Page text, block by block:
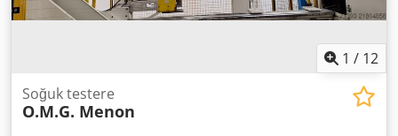
1 / 12
Soğuk testere
O.M.G. Menon